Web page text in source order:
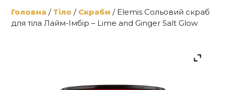
Головна / Тіло / Скраби / Elemis Сольовий скраб
для тіла Лайм-Імбір – Lime and Ginger Salt Glow